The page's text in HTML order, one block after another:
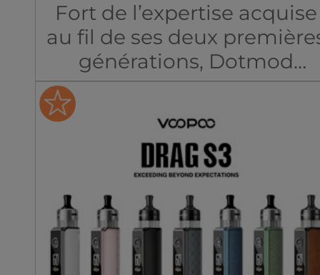
Fort de l’expertise acquise
au fil de ses deux
générations, Dotmod
présente aujourd’hui la
version la plus aboutie de
son célèbre kit dotAIO : la
V3.